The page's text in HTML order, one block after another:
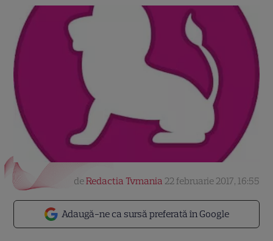
Adaugă-ne ca sursă preferată în Google
deRedactia Tvmania 22 februarie 2017, 16:55